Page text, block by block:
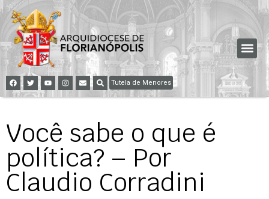
Tutela de Menores
Você sabe o que é
política? – Por
Claudio Corradini